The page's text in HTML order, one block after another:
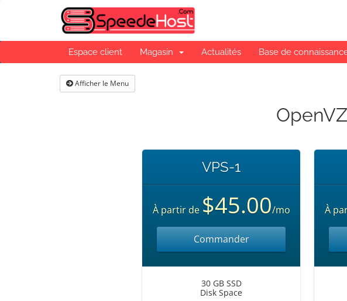
Espace client Magasin Actualités Base de
Afficher le Menu
VPS-1
À partir de $45.00/mo
Commander
30 GB SSD
Disk Space
À